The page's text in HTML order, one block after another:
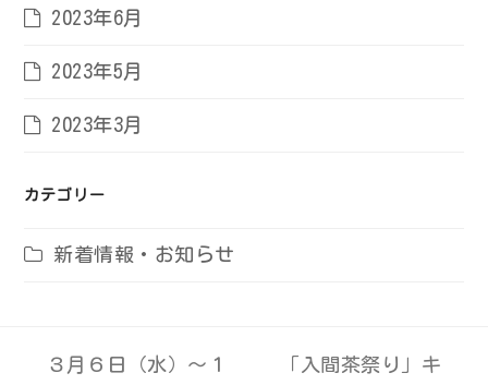
2023年6月
2023年5月
2023年3月
カテゴリー
新着情報・お知らせ
３月６日（水）～１
「入間茶祭り」キ